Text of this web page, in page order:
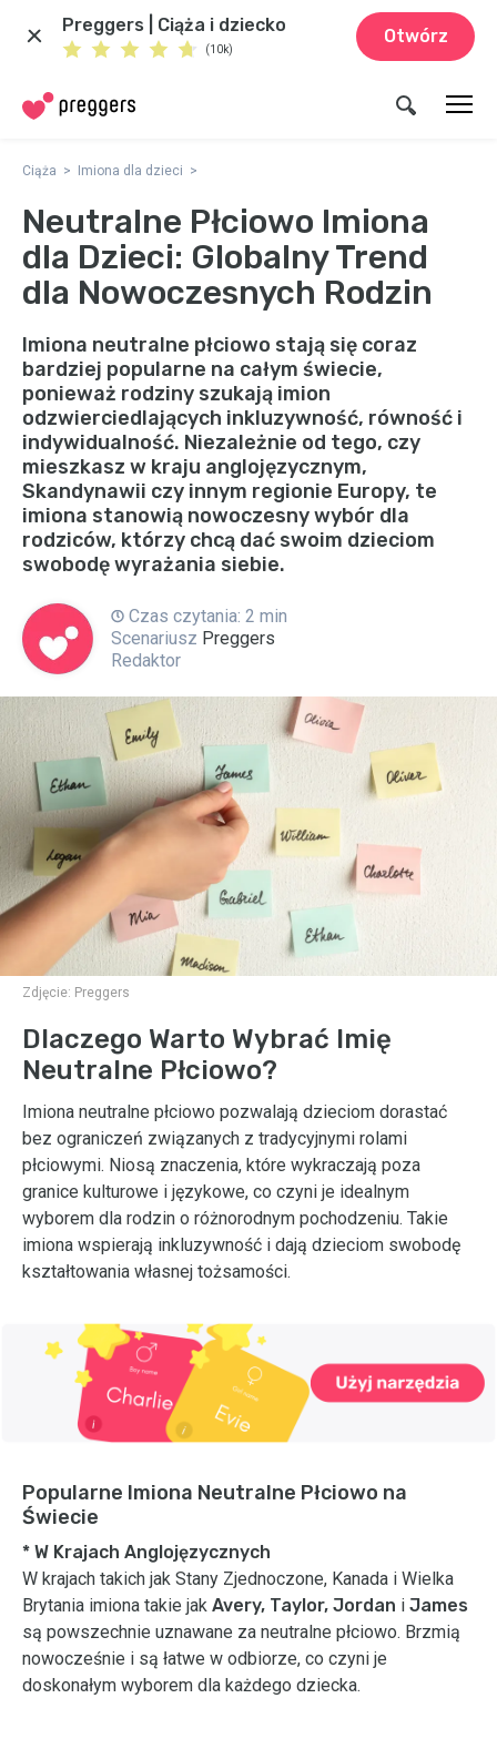
Preggers | Ciąża i dziecko
(10k)
Otwórz
Ciąża Imiona dla dzieci
Neutralne Płciowo Imiona
dla Dzieci: Globalny Trend
dla Nowoczesnych Rodzin
Imiona neutralne płciowo stają się coraz
bardziej popularne na całym świecie,
ponieważ rodziny szukają imion
odzwierciedlających inkluzywność, równość i
indywidualność. Niezależnie od tego, czy
mieszkasz w kraju anglojęzycznym,
Skandynawii czy innym regionie Europy, te
imiona stanowią nowoczesny wybór dla
rodziców, którzy chcą dać swoim dzieciom
swobodę wyrażania siebie.
Czas czytania: 2 min
Scenariusz Preggers
Redaktor
Zdjęcie: Preggers
Dlaczego Warto Wybrać Imię
Neutralne Płciowo?
Imiona neutralne płciowo pozwalają dzieciom dorastać
bez ograniczeń związanych z tradycyjnymi rolami
płciowymi. Niosą znaczenia, które wykraczają poza
granice kulturowe i językowe, co czyni je idealnym
wyborem dla rodzin o różnorodnym pochodzeniu. Takie
imiona wspierają inkluzywność i dają dzieciom swobodę
kształtowania własnej tożsamości.
Popularne Imiona Neutralne Płciowo na
Świecie
* W Krajach Anglojęzycznych
W krajach takich jak Stany Zjednoczone, Kanada i Wielka
Brytania imiona takie jak Avery, Taylor, Jordan i James
są powszechnie uznawane za neutralne płciowo. Brzmią
nowocześnie i są łatwe w odbiorze, co czyni je
doskonałym wyborem dla każdego dziecka.